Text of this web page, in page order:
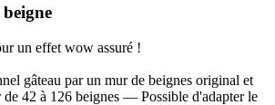
un effet wow assuré !
gâteau par un mur de beignes original et
42 à 126 beignes — Possible d'adapter le